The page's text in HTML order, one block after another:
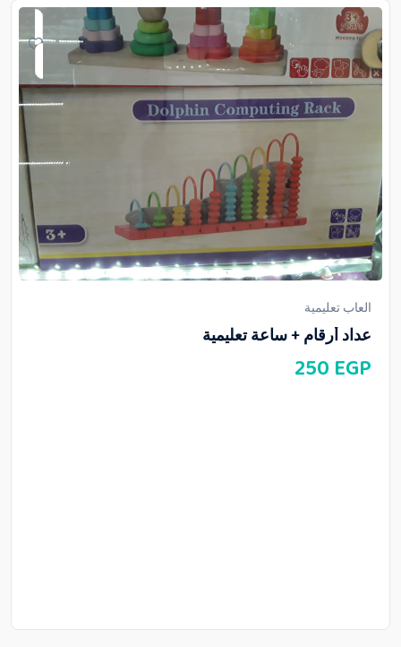
العاب تعليمية
عداد أرقام + ساعة تعليمية
250 EGP